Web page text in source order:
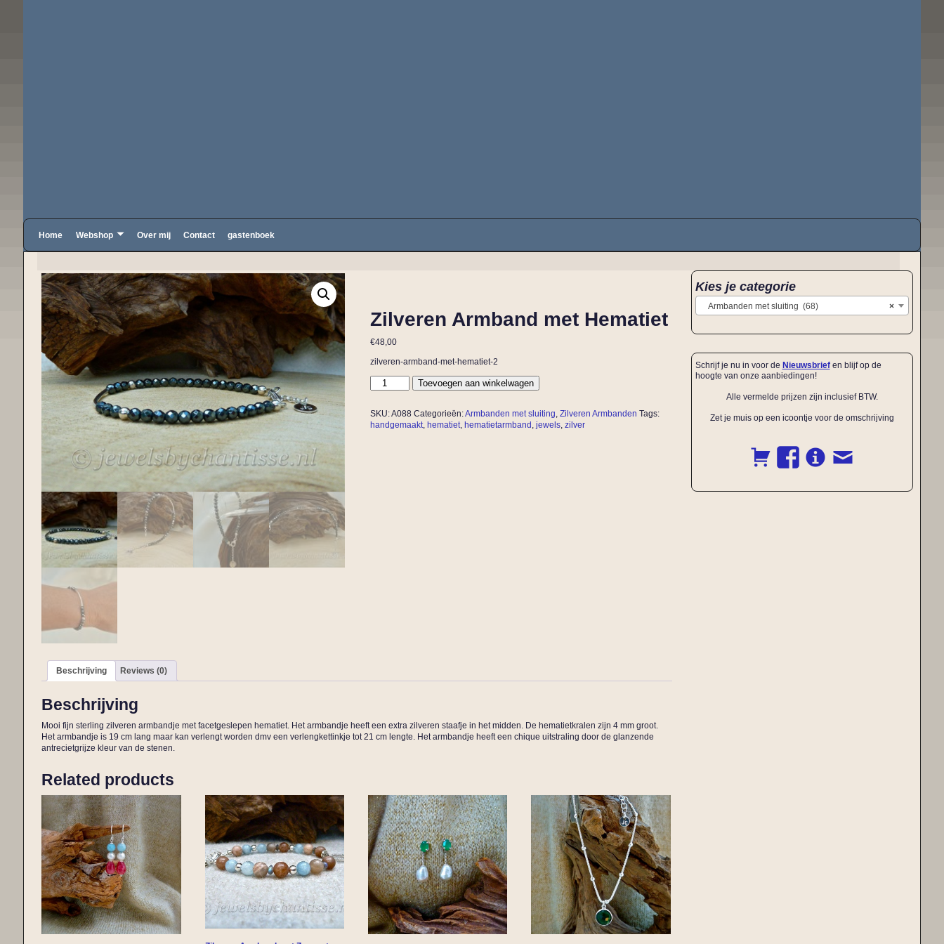
Home Webshop Over mij Contact gastenboek
Zilveren Armband met Hematiet
€48,00
zilveren-armband-met-hematiet-2
Toevoegen aan winkelwagen
SKU:A088 Categorieën:Armbanden met sluiting Zilveren Armbanden Tags:
handgemaakt, hematiet, hematietarmband jewels, zilver
Beschrijving Reviews (0)
Beschrijving
Mooi fijn sterling zilveren armbandje met facetgeslepen hematiet. Het armbandje heeft een extra zilveren staafje in het midden. De hematietkralen zijn 4 mm groot.
Het armbandje is 19 cm lang maar kan verlengt worden dmv een verlengkettinkje tot 21 cm lengte. Het armbandje heeft een chique uitstraling door de glanzende
antrecietgrijze kleur van de stenen.
Related products
Kies je categorie
×
Armbanden met sluiting (68)
Schrijf je nu in voor de Nieuwsbriefen blijf op de
hoogte van onze aanbiedingen!
Alle vermelde prijzen zijn inclusief BTW.
Zet je muis op een icoontje voor de omschrijving